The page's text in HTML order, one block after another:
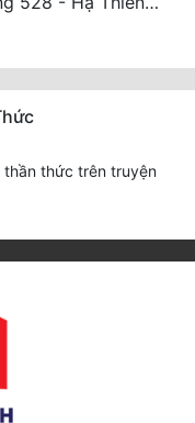
thần thức trên truyện